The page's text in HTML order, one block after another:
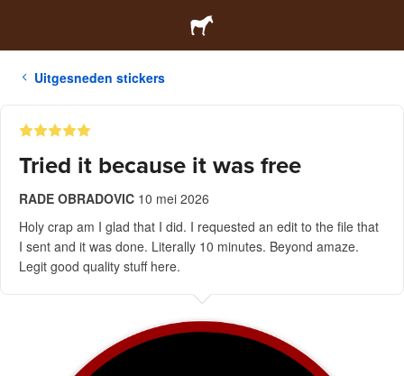
Uitgesneden stickers
Tried it because it was free
RADE OBRADOVIC 10 mei 2026
Holy crap am I glad that I did. I requested an edit to the file that
I sent and it was done. Literally 10 minutes. Beyond amaze.
Legit good quality stuff here.